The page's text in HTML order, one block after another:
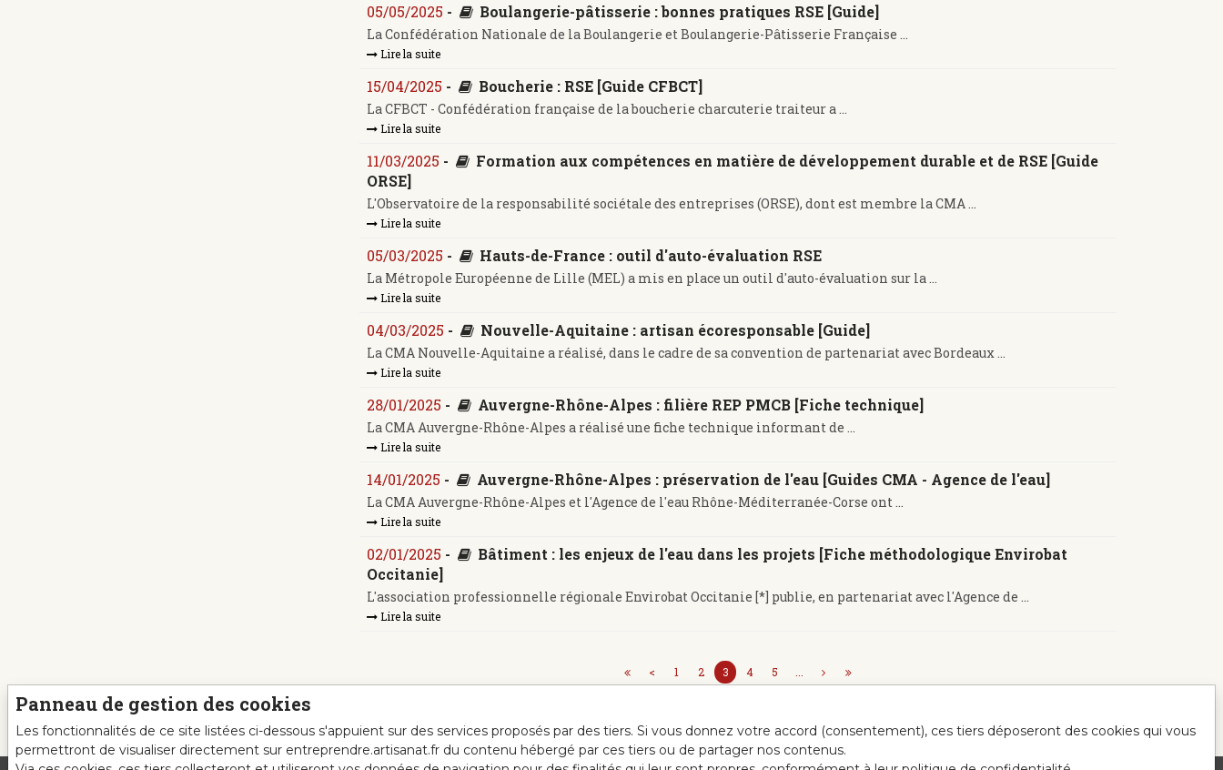
05/05/2025 - Boulangerie-pâtisserie : bonnes pratiques RSE [Guide]
La Confédération Nationale de la Boulangerie et Boulangerie-Pâtisserie Française ...
Lire la suite
15/04/2025 - Boucherie : RSE [Guide CFBCT]
La CFBCT - Confédération française de la boucherie charcuterie traiteur a ...
Lire la suite
11/03/2025 -
Formation aux compétences en matière de développement durable et de RSE [Guide
ORSE]
L'Observatoire de la responsabilité sociétale des entreprises (ORSE), dont est membre la CMA ...
Lire la suite
05/03/2025 - Hauts-de-France : outil d'auto-évaluation RSE
La Métropole Européenne de Lille (MEL) a mis en place un outil d'auto-évaluation sur la ...
Lire la suite
04/03/2025 - Nouvelle-Aquitaine : artisan écoresponsable [Guide]
La CMA Nouvelle-Aquitaine a réalisé, dans le cadre de sa convention de partenariat avec Bordeaux ...
Lire la suite
28/01/2025 - Auvergne-Rhône-Alpes : filière REP PMCB [Fiche technique]
La CMA Auvergne-Rhône-Alpes a réalisé une fiche technique informant de ...
Lire la suite
14/01/2025 - Auvergne-Rhône-Alpes : préservation de l'eau [Guides CMA - Agence de l'eau]
La CMA Auvergne-Rhône-Alpes et l'Agence de l'eau Rhône-Méditerranée-Corse ont ...
Lire la suite
02/01/2025 -
Bâtiment : les enjeux de l'eau dans les projets [Fiche méthodologique Envirobat
Occitanie]
L'association professionnelle régionale Envirobat Occitanie [*] publie, en partenariat avec l'Agence de ...
Lire la suite
< 1 2 3 4 5
Panneau de gestion des cookies
Les fonctionnalités de ce site listées ci-dessous s'appuient sur des services proposés par des tiers. Si vous donnez votre accord (consentement), ces tiers déposeront des cookies qui vous
permettront de visualiser directement sur entreprendre.artisanat.fr du contenu hébergé par ces tiers ou de partager nos contenus.